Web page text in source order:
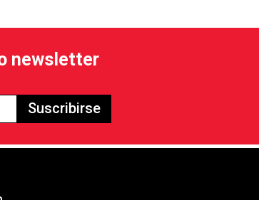
newsletter
Suscribirse